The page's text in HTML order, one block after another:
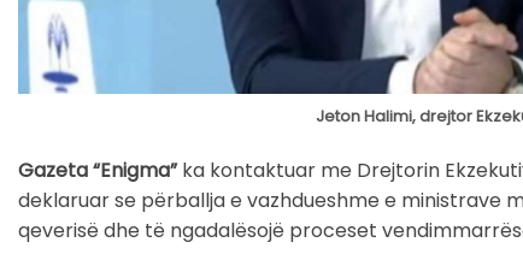
Jeton Halimi, drejtor
Gazeta “Enigma”ka kontaktuar me Drejtorin
deklaruar se përballja e vazhdueshme e ministrave
qeverisë dhe të ngadalësojë proceset